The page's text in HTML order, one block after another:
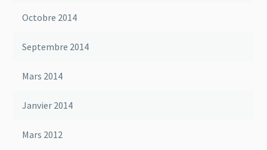
Octobre 2014
Septembre 2014
Mars 2014
Janvier 2014
Mars 2012